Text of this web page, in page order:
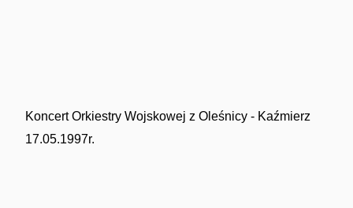
Koncert Orkiestry Wojskowej z Oleśnicy - Kaźmierz
17.05.1997r.